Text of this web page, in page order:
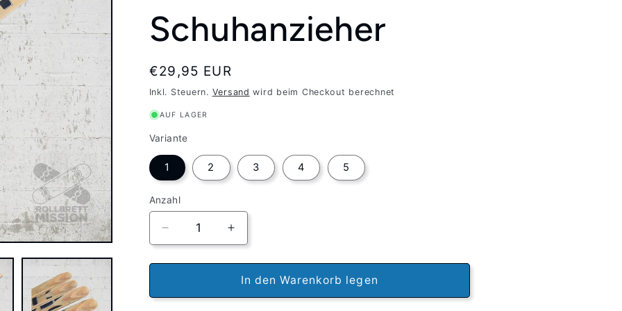
Schuhanzieher
Normaler
Preis
€29,95 EUR
Inkl. Steuern. Versand wird beim Checkout berechnet
AUF LAGER
Variante
1 2 3 4 5
Anzahl
Verringere
die
Menge
Skateback
Erhöhe
die
Menge
für
Skateback
In den Warenkorb legen